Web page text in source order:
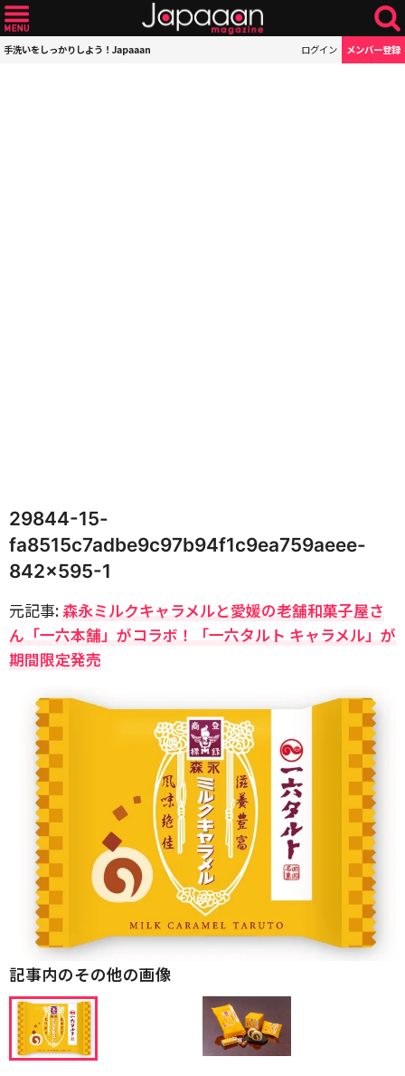
手洗いをしっかりしよう！Japaaan ログイン メンバー登録
29844-15-
fa8515c7adbe9c97b94f1c9ea759aeee-
842×595-1
元記事:森永ミルクキャラメルと愛媛の老舗和菓子屋さ
ん「一六本舗」がコラボ！「一六タルト キャラメル」が
期間限定発売
記事内のその他の画像